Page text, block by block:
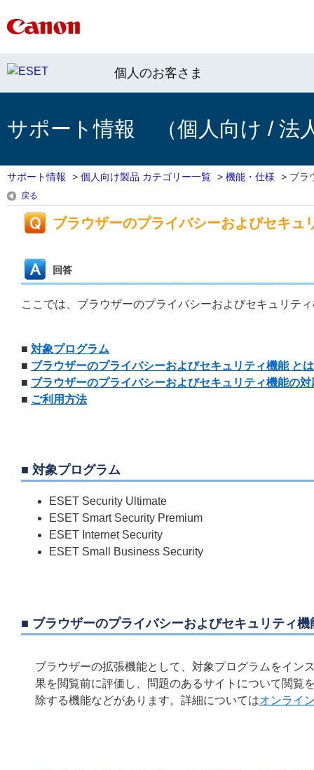
個人のお客さま
サポート情報 （個人向け / 法
サポート情報 > 個人向け製品 カテゴリー一覧 > 機能・仕様 > ブラ
戻る
ブラウザーのプライバシーおよびセキュ
回答
ここでは、ブラウザーのプライバシーおよびセキュリテ
■ 対象プログラム
■ ブラウザーのプライバシーおよびセキュリティ機能 と
■ ブラウザーのプライバシーおよびセキュリティ機能の対
■ ご利用方法
■ 対象プログラム
ESET Security Ultimate
ESET Smart Security Premium
ESET Internet Security
ESET Small Business Security
■ ブラウザーのプライバシーおよびセキュリティ機
ブラウザーの拡張機能として、対象プログラムをイン
果を閲覧前に評価し、問題のあるサイトについて閲覧
除する機能などがあります。詳細についてはオンライ